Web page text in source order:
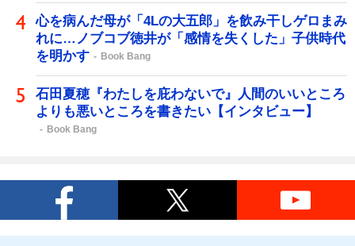
心を病んだ母が「4Lの大五郎」を飲み干しゲロまみ
れに…ノブコブ徳井が「感情を失くした」子供時代
を明かす
Book Bang
石田夏穂『わたしを庇わないで』人間のいいところ
よりも悪いところを書きたい【インタビュー】
Book Bang